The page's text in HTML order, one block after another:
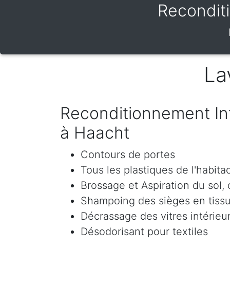
Reconditionnement
à Haacht
Contours de portes
Tous les plastiques de
Brossage et Aspiration du
Shampoing des sièges en
Décrassage des vitres
Désodorisant pour textiles